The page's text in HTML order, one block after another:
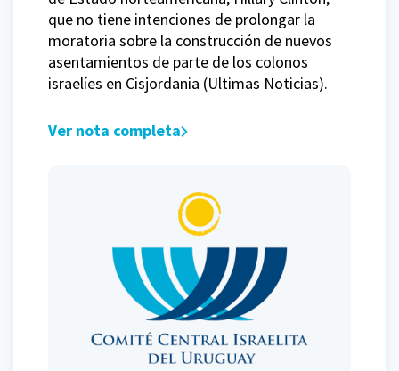
que no tiene intenciones de prolongar la
moratoria sobre la construcción de nuevos
asentamientos de parte de los colonos
israelíes en Cisjordania (Ultimas Noticias).
Ver nota completa